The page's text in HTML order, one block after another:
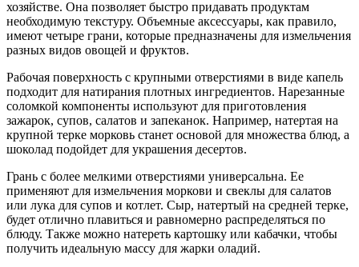
хозяйстве. Она позволяет быстро придавать продуктам
необходимую текстуру. Объемные аксессуары, как правило,
имеют четыре грани, которые предназначены для измельчения
разных видов овощей и фруктов.
Рабочая поверхность с крупными отверстиями в виде капель
подходит для натирания плотных ингредиентов. Нарезанные
соломкой компоненты используют для приготовления
зажарок, супов, салатов и запеканок. Например, натертая на
крупной терке морковь станет основой для множества блюд, а
шоколад подойдет для украшения десертов.
Грань с более мелкими отверстиями универсальна. Ее
применяют для измельчения моркови и свеклы для салатов
или лука для супов и котлет. Сыр, натертый на средней терке,
будет отлично плавиться и равномерно распределяться по
блюду. Также можно натереть картошку или кабачки, чтобы
получить идеальную массу для жарки оладий.